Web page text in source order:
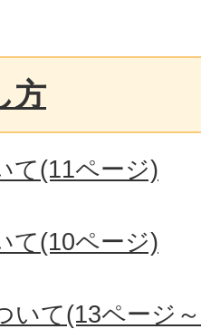
方
て(11ページ)
て(10ページ)
いて(13ページ